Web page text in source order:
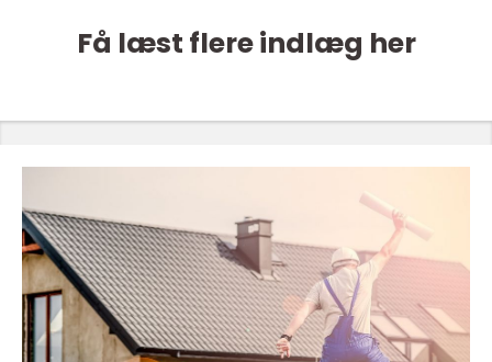
Få læst flere indlæg her